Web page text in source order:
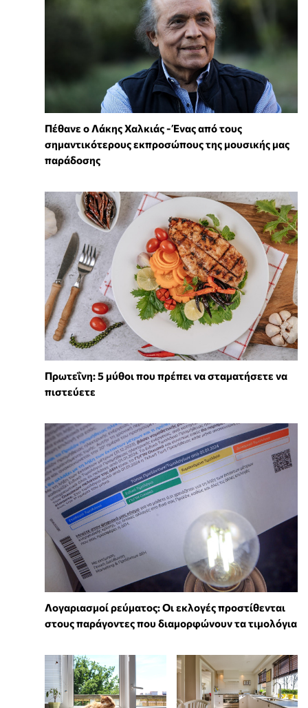
Πέθανε ο Λάκης Χαλκιάς - Ένας από τους
σημαντικότερους εκπροσώπους της μουσικής μας
παράδοσης
Πρωτεΐνη: 5 μύθοι που πρέπει να σταματήσετε να
πιστεύετε
Λογαριασμοί ρεύματος: Οι εκλογές προστίθενται
στους παράγοντες που διαμορφώνουν τα τιμολόγια